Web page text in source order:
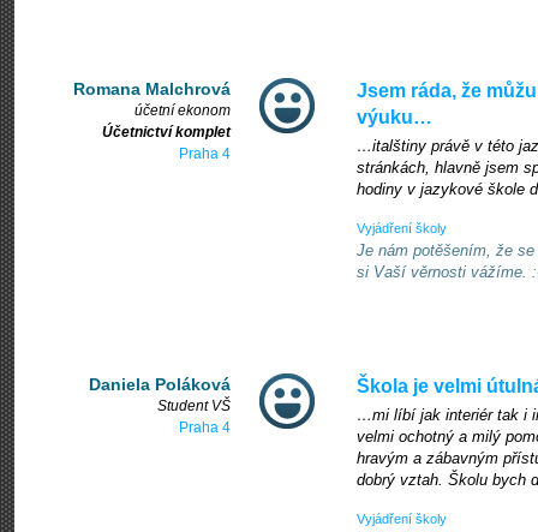
Romana Malchrová
účetní ekonom
Účetnictví komplet
Praha 4
Jsem ráda, že
výuku…
…italštiny právě v této
stránkách, hlavně jsem
hodiny v jazykové škole
Vyjádření školy
Je nám potěšením, že
si Vaší věrnosti vážíme.
Daniela Poláková
Student VŠ
Praha 4
Škola je velmi
…mi líbí jak interiér tak i
velmi ochotný a milý
hravým a zábavným
dobrý vztah. Školu bych
Vyjádření školy